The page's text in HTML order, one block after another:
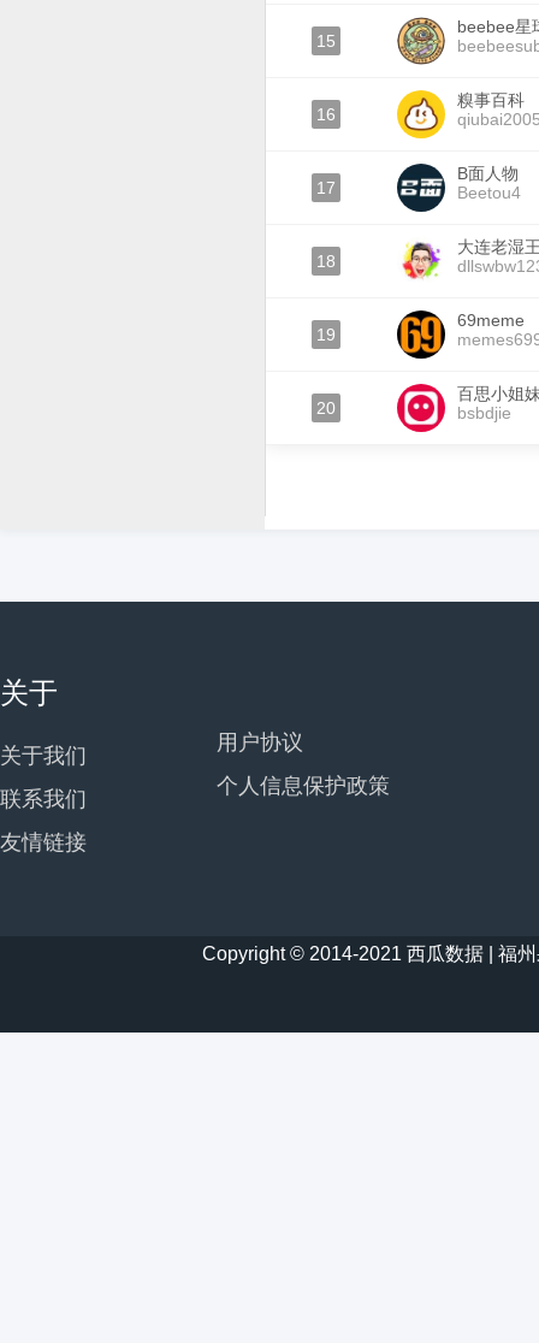
15
beebee星
16
糗事百科
17
B面人物
Beetou4
18
大连老湿
19
69meme
20
百思小姐
bsbdjie
关于
关于我们
联系我们
友情链接
用户协议
个人信息保护政策
Copyright © 2014-2021 西瓜数据 | 福